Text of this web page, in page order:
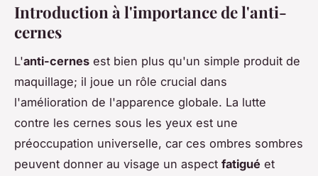
Introduction à l'importance de l'anti-
cernes
L'anti-cernes est bien plus qu'un simple produit de
maquillage; il joue un rôle crucial dans
l'amélioration de l'apparence globale. La lutte
contre les cernes sous les yeux est une
préoccupation universelle, car ces ombres sombres
peuvent donner au visage un aspect fatigué et